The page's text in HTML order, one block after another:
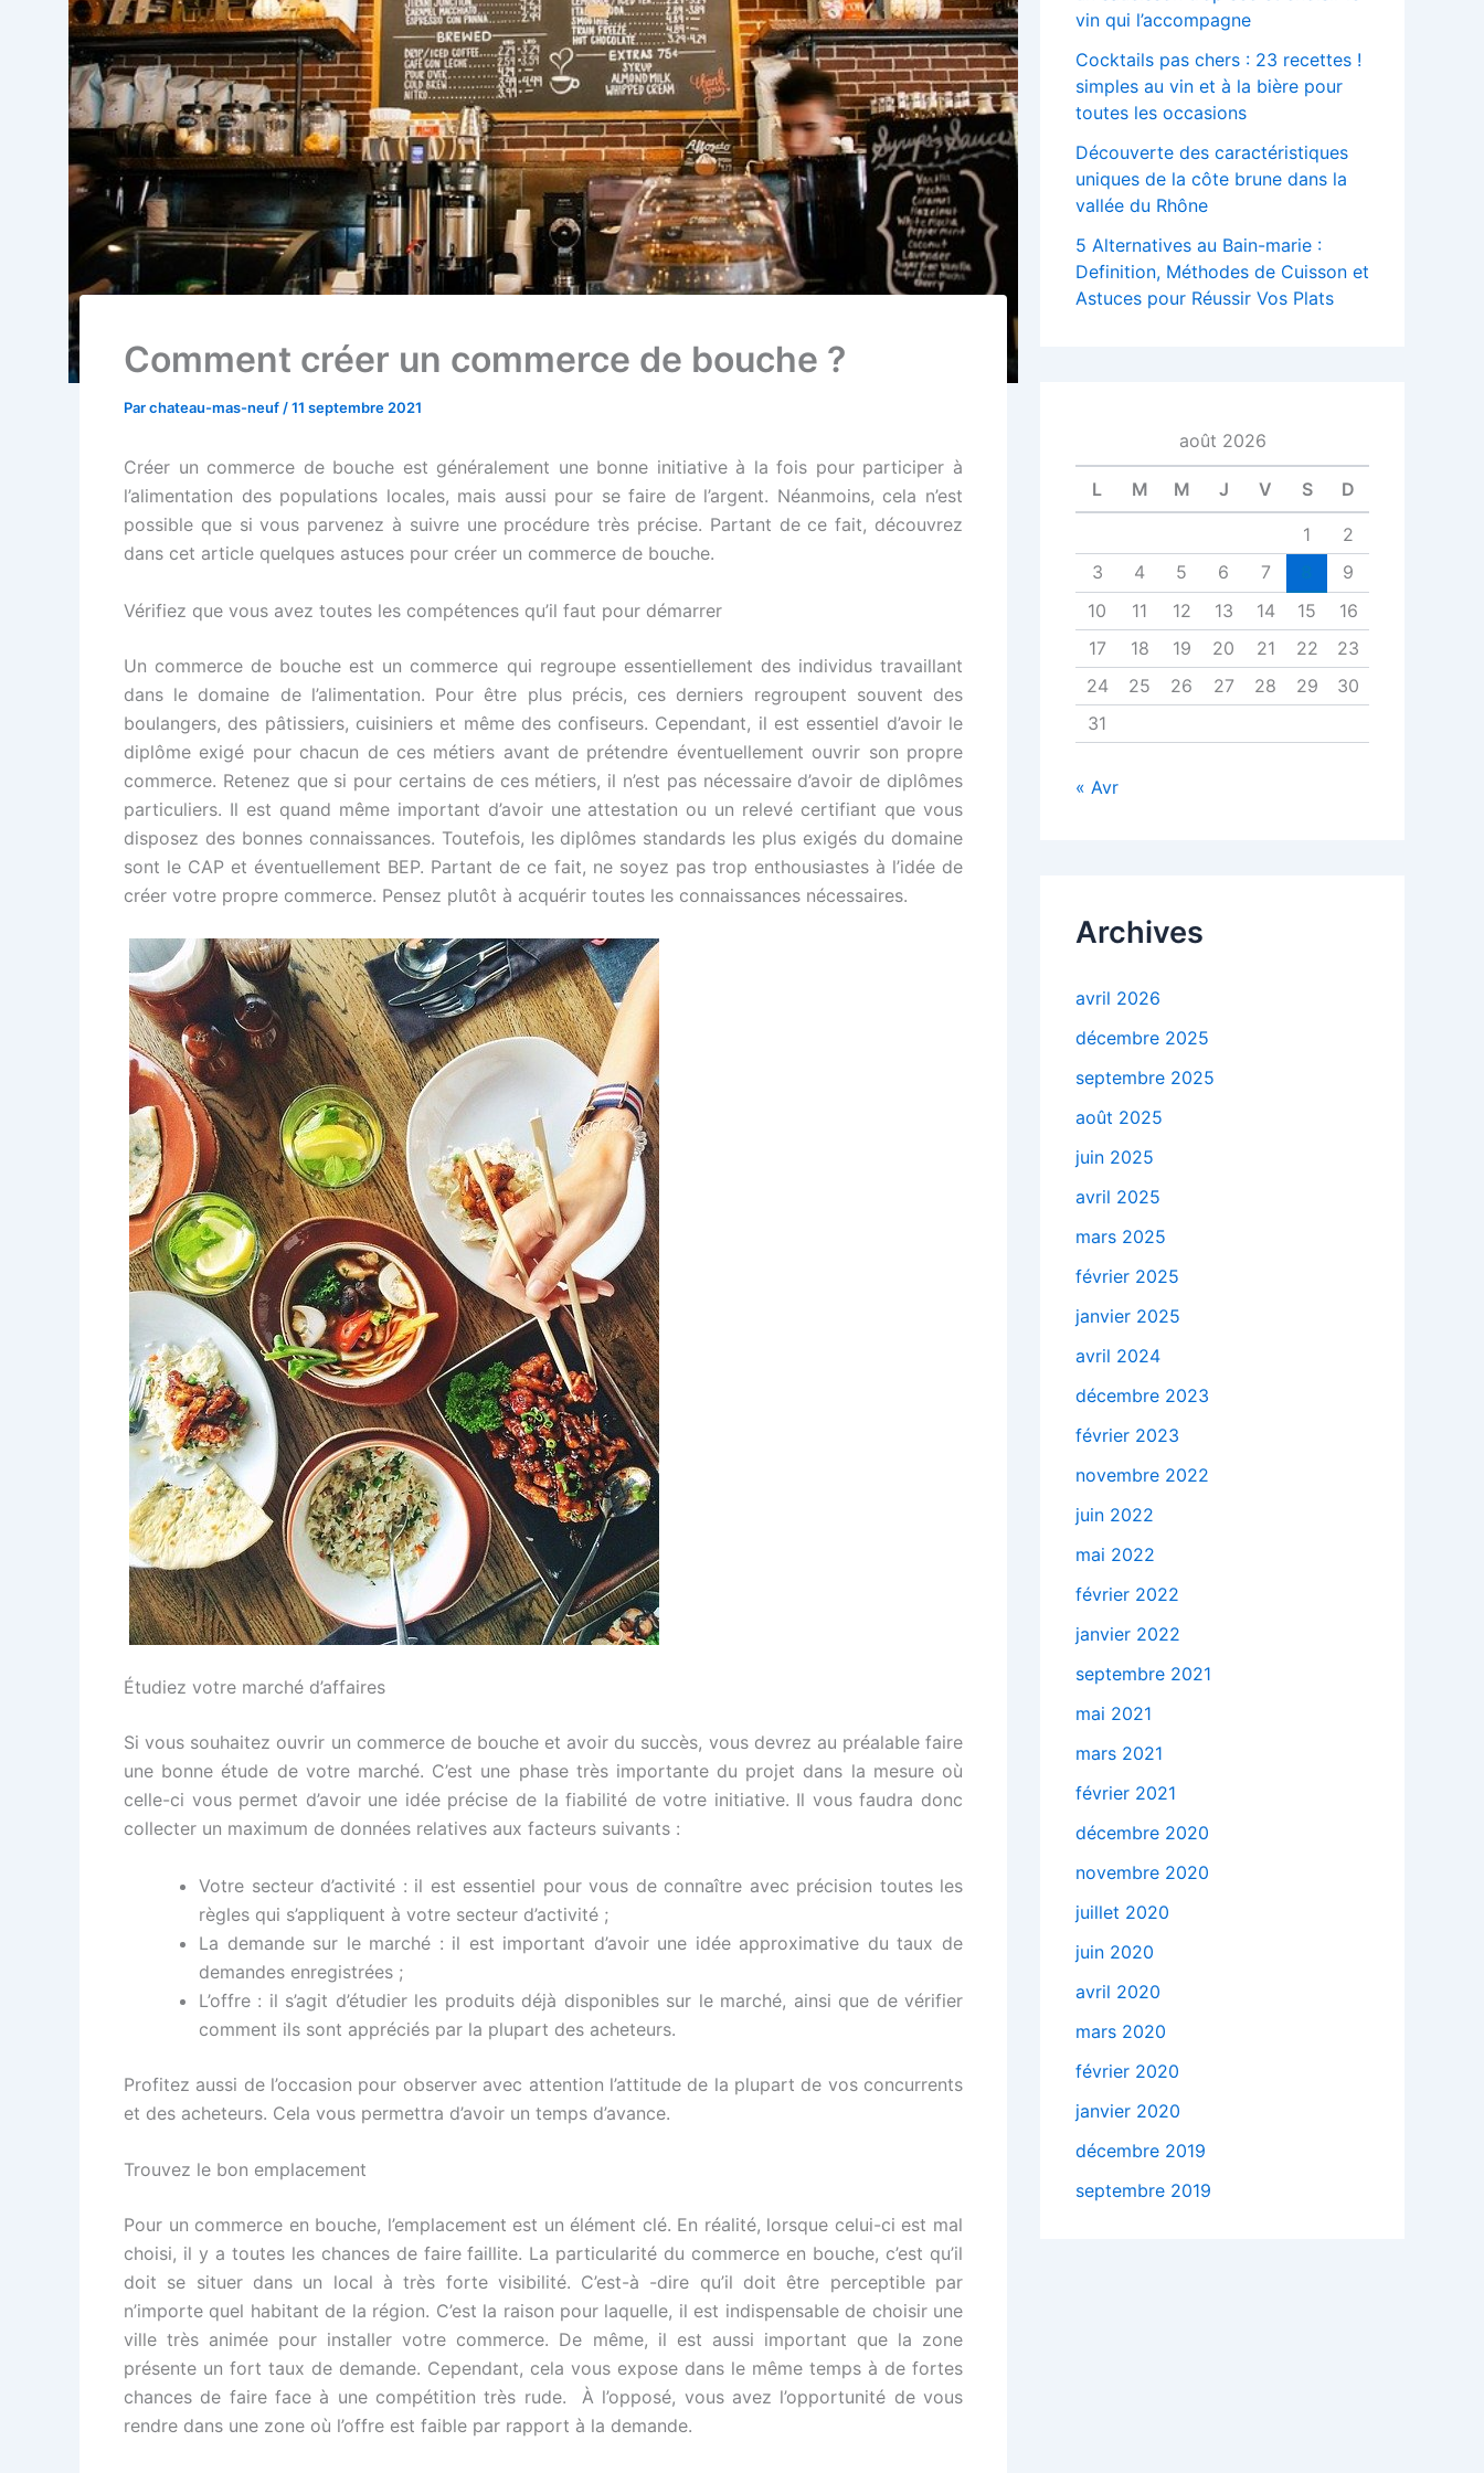
Comment créer un commerce de bouche ?
Parchateau-mas-neuf/11 septembre 2021
Créer un commerce de bouche est généralement une bonne initiative à la fois pour participer à
l’alimentation des populations locales, mais aussi pour se faire de l’argent. Néanmoins, cela n’est
possible que si vous parvenez à suivre une procédure très précise. Partant de ce fait, découvrez
dans cet article quelques astuces pour créer un commerce de bouche.
Vérifiez que vous avez toutes les compétences qu’il faut pour démarrer
Un commerce de bouche est un commerce qui regroupe essentiellement des individus travaillant
dans le domaine de l’alimentation. Pour être plus précis, ces derniers regroupent souvent des
boulangers, des pâtissiers, cuisiniers et même des confiseurs. Cependant, il est essentiel d’avoir le
diplôme exigé pour chacun de ces métiers avant de prétendre éventuellement ouvrir son propre
commerce. Retenez que si pour certains de ces métiers, il n’est pas nécessaire d’avoir de diplômes
particuliers. Il est quand même important d’avoir une attestation ou un relevé certifiant que vous
disposez des bonnes connaissances. Toutefois, les diplômes standards les plus exigés du domaine
sont le CAP et éventuellement BEP. Partant de ce fait, ne soyez pas trop enthousiastes à l’idée de
créer votre propre commerce. Pensez plutôt à acquérir toutes les connaissances nécessaires.
Étudiez votre marché d’affaires
Si vous souhaitez ouvrir un commerce de bouche et avoir du succès, vous devrez au préalable faire
une bonne étude de votre marché. C’est une phase très importante du projet dans la mesure où
celle-ci vous permet d’avoir une idée précise de la fiabilité de votre initiative. Il vous faudra donc
collecter un maximum de données relatives aux facteurs suivants :
Votre secteur d’activité : il est essentiel pour vous de connaître avec précision toutes les
règles qui s’appliquent à votre secteur d’activité ;
La demande sur le marché : il est important d’avoir une idée approximative du taux de
demandes enregistrées ;
L’offre : il s’agit d’étudier les produits déjà disponibles sur le marché, ainsi que de vérifier
comment ils sont appréciés par la plupart des acheteurs.
Profitez aussi de l’occasion pour observer avec attention l’attitude de la plupart de vos concurrents
et des acheteurs. Cela vous permettra d’avoir un temps d’avance.
Trouvez le bon emplacement
Pour un commerce en bouche, l’emplacement est un élément clé. En réalité, lorsque celui-ci est mal
choisi, il y a toutes les chances de faire faillite. La particularité du commerce en bouche, c’est qu’il
doit se situer dans un local à très forte visibilité. C’est-à -dire qu’il doit être perceptible par
n’importe quel habitant de la région. C’est la raison pour laquelle, il est indispensable de choisir une
ville très animée pour installer votre commerce. De même, il est aussi important que la zone
présente un fort taux de demande. Cependant, cela vous expose dans le même temps à de fortes
chances de faire face à une compétition très rude. À l’opposé, vous avez l’opportunité de vous
rendre dans une zone où l’offre est faible par rapport à la demande.
vin qui l’accompagne
Cocktails pas chers : 23 recettes !
simples au vin et à la bière pour
toutes les occasions
Découverte des caractéristiques
uniques de la côte brune dans la
vallée du Rhône
5 Alternatives au Bain-marie :
Definition, Méthodes de Cuisson et
Astuces pour Réussir Vos Plats
août 2026
L M M J V S D
1
2
3
4 5 6 7
9
10
11 12 13 14 15
16
17
18 19 20 21 22
23
24
25 26 27 28 29
30
31
« Avr
Archives
avril 2026
décembre 2025
septembre 2025
août 2025
juin 2025
avril 2025
mars 2025
février 2025
janvier 2025
avril 2024
décembre 2023
février 2023
novembre 2022
juin 2022
mai 2022
février 2022
janvier 2022
septembre 2021
mai 2021
mars 2021
février 2021
décembre 2020
novembre 2020
juillet 2020
juin 2020
avril 2020
mars 2020
février 2020
janvier 2020
décembre 2019
septembre 2019